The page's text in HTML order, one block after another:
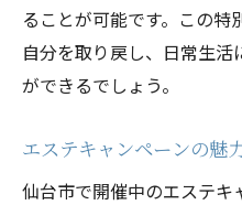
ることが可能です。この特
自分を取り戻し、日常生
ができるでしょう。
エステキャンペーンの魅
仙台市で開催中のエステキ